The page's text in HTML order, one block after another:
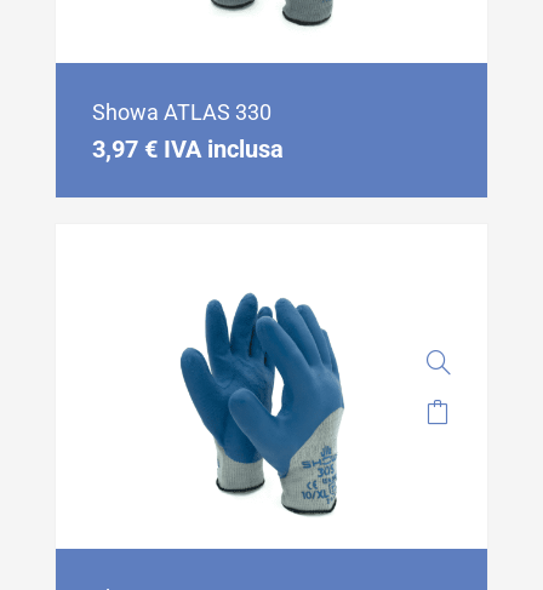
Showa ATLAS 330
3,97 € IVA inclusa